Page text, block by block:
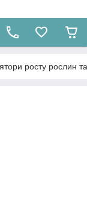
росту рослин